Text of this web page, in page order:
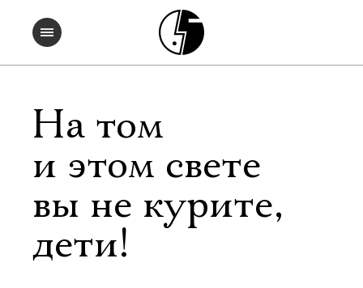
На том
и этом свете
вы не курите,
дети!